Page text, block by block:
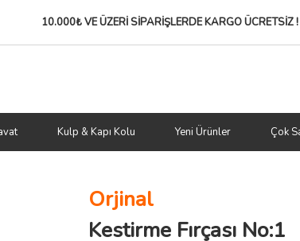
10.000₺ VE ÜZERİ SİPARİŞLERDEKARGO ÜCRETSİZ !
Kulp & Kapı Kolu Yeni Ürünler Çok
Orjinal
Kestirme Fırçası No:1